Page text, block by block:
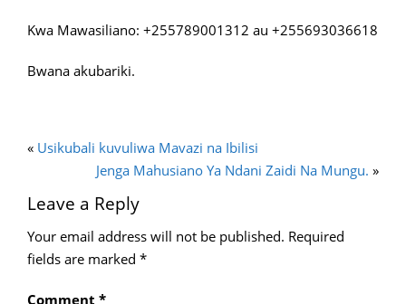
Kwa Mawasiliano: +255789001312 au +255693036618
Bwana akubariki.
« Usikubali kuvuliwa Mavazi na Ibilisi
Jenga Mahusiano Ya Ndani Zaidi Na Mungu. »
Leave a Reply
Your email address will not be published. Required
fields are marked *
Comment *